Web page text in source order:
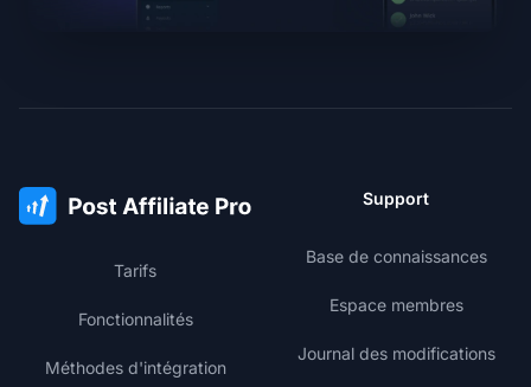
Tarifs
Fonctionnalités
Méthodes d'intégration
Support
Base de connaissances
Espace membres
Journal des modifications